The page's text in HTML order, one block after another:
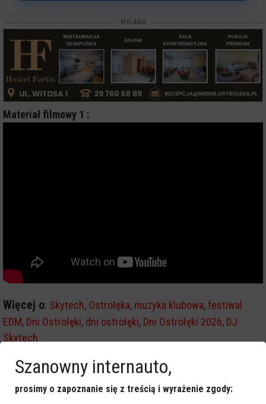
REKLAMA
Materiał filmowy 1 :
Więcej o: Skytech, Ostrołęka, muzyka klubowa, festiwal
EDM, Dni Ostrołęki, dni ostrołęki, Dni Ostrołęki 2026, DJ
Skytech
Szanowny internauto,
prosimy o zapoznanie się z treścią i wyrażenie zgody: